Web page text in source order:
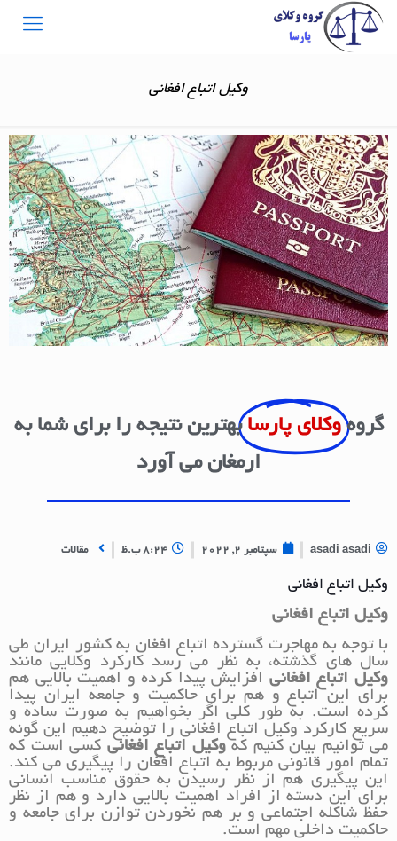
وکیل اتباع افغانی
گروه وکلای پارسا بهترین نتیجه را برای شما به
ارمغان می آورد
asadi asadi سپتامبر 2, 2022 8:24 ب.ظ مقالات
وکیل اتباع افغانی
وکیل اتباع افغانی
با توجه به مهاجرت گسترده اتباع افغان به کشور ایران طی
سال های گذشته، به نظر می رسد کارکرد وکلایی مانند
وکیل اتباع افغانی افزایش پیدا کرده و اهمیت بالایی هم
برای این اتباع و هم برای حاکمیت و جامعه ایران پیدا
کرده است. به طور کلی اگر بخواهیم به صورت ساده و
سریع کارکرد وکیل اتباع افغانی را توضیح دهیم این گونه
می توانیم بیان کنیم کهوکیل اتباع افغانی کسی است که
تمام امور قانونی مربوط به اتباع افغان را پیگیری می کند.
این پیگیری هم از نظر رسیدن به حقوق مناسب انسانی
برای این دسته از افراد اهمیت بالایی دارد و هم از نظر
حفظ شاکله اجتماعی و بر هم نخوردن توازن برای جامعه و
حاکمیت داخلی مهم است.